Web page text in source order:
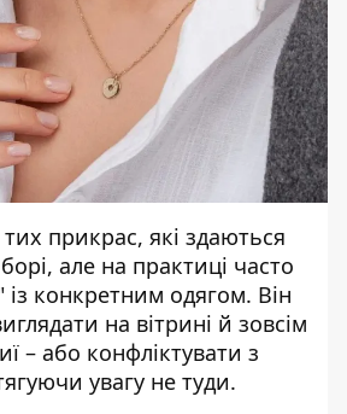
прикрас, які здаються
але на практиці часто
конкретним одягом. Він
на вітрині й зовсім
– або конфліктувати з
увагу не туди.